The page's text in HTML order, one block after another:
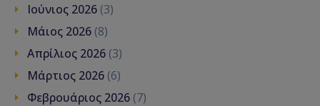
Ιούνιος 2026 (3)
Μάιος 2026 (8)
Απρίλιος 2026 (3)
Μάρτιος 2026 (6)
Φεβρουάριος 2026 (7)